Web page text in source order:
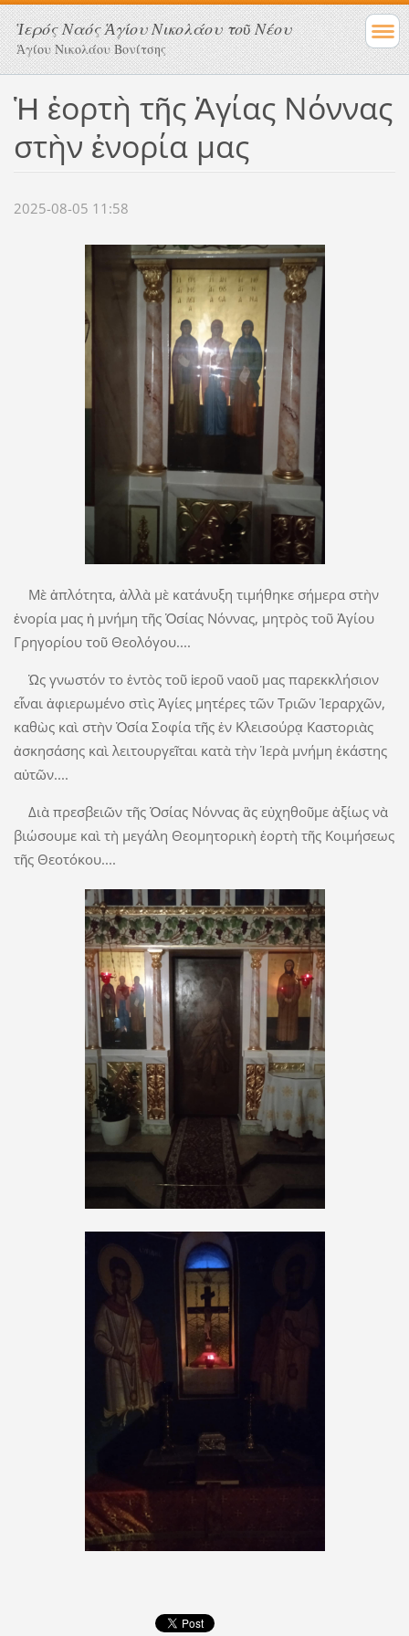
Ἱερός Ναός Ἁγίου Νικολάου τοῦ Νέου
Ἁγίου Νικολάου Βονίτσης
Ἡ ἑορτὴ τῆς Ἁγίας Νόννας
στὴν ἐνορία μας
2025-08-05 11:58
Μὲ ἁπλότητα, ἀλλὰ μὲ κατάνυξη τιμήθηκε σήμερα στὴν
ἐνορία μας ἡ μνήμη τῆς Ὁσίας Νόννας, μητρὸς τοῦ Ἁγίου
Γρηγορίου τοῦ Θεολόγου....
Ὡς γνωστόν το ἐντὸς τοῦ ἱεροῦ ναοῦ μας παρεκκλήσιον
εἶναι ἀφιερωμένο στὶς Ἀγίες μητέρες τῶν Τριῶν Ἱεραρχῶν,
καθὼς καὶ στὴν Ὁσία Σοφία τῆς ἐν Κλεισούρᾳ Καστοριὰς
ἀσκησάσης καὶ λειτουργεῖται κατὰ τὴν Ἱερὰ μνήμη ἑκάστης
αὐτῶν....
Διὰ πρεσβειῶν τῆς Ὁσίας Νόννας ἂς εὐχηθοῦμε ἀξίως νὰ
βιώσουμε καὶ τὴ μεγάλη Θεομητορικὴ ἑορτὴ τῆς Κοιμήσεως
τῆς Θεοτόκου....